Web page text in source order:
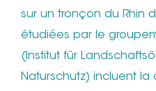
sur un tronçon du Rhin
étudiées par le
(Institut für
Naturschutz) incluent